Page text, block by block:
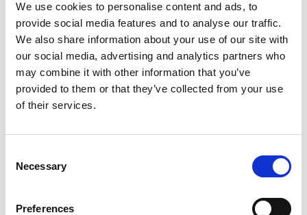
We use cookies to personalise content and ads, to
provide social media features and to analyse our traffic.
We also share information about your use of our site with
our social media, advertising and analytics partners who
may combine it with other information that you’ve
provided to them or that they’ve collected from your use
of their services.
Selection
Necessary
Preferences